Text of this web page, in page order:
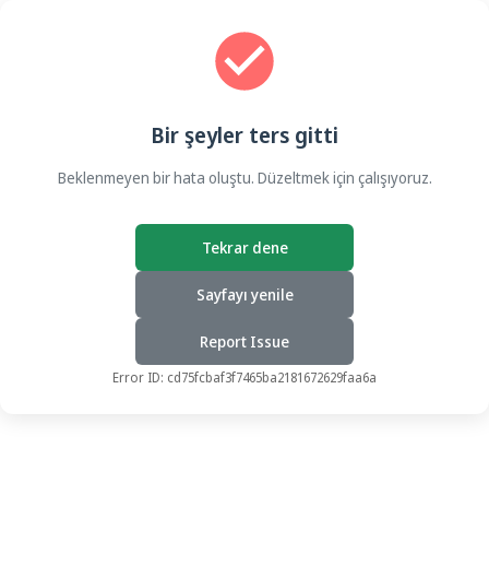
Bir şeyler ters gitti
Beklenmeyen bir hata oluştu. Düzeltmek için çalışıyoruz.
Tekrar dene
Sayfayı yenile
Report Issue
Error ID: cd75fcbaf3f7465ba2181672629faa6a